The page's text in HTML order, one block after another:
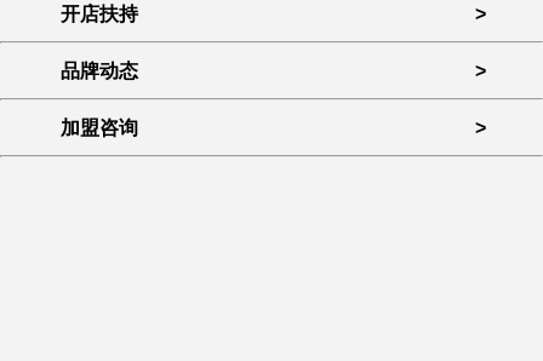
开店扶持 >
品牌动态 >
加盟咨询 >